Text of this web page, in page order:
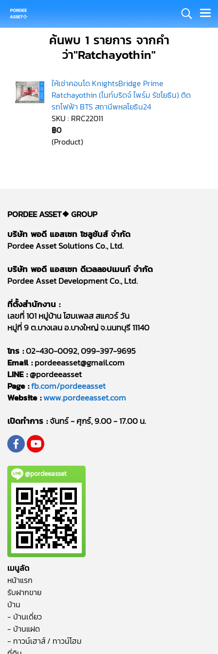
ค้นพบ 1 รายการ จากคำ
ว่า"Ratchayothin"
ให้เช่าคอนโด KnightsBridge Prime
Ratchayothin (ไนท์บริดจ์ ไพร์ม รัชโยธิน) ติด
รถไฟฟ้า BTS สถานีพหลโยธิน24
SKU : RRC22011
฿0
(Product)
PORDEE ASSET❖GROUP
บริษัท พอดี แอสเซท โซลูชันส์ จำกัด
Pordee Asset Solutions Co., Ltd.
บริษัท พอดี แอสเซท ดีเวลลอปเมนท์ จำกัด
Pordee Asset Development Co., Ltd.
ที่ตั้งสำนักงาน :
เลขที่ 101 หมู่บ้าน โฮมเพลส สแควร์ วัน
หมู่ที่ 9 ต.บางเลน อ.บางใหญ่ จ.นนทบุรี 11140
โทร :02-430-0092, 099-397-9695
Email :pordeeasset@gmail.com
LINE :@pordeeasset
Page :fb.com/pordeeasset
Website :www.pordeeasset.com
เปิดทำการ :จันทร์ - ศุกร์, 9.00 - 17.00 น.
@pordeeasset
เมนูลัด
หน้าแรก
รับฝากขาย
บ้าน
- บ้านเดี่ยว
- บ้านแฝด
- ทาวน์เฮาส์ / ทาวน์โฮม